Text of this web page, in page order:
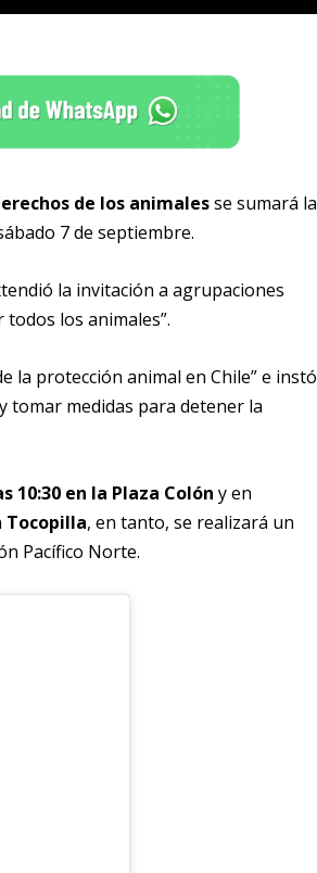
de los animalesse sumará la
7 de septiembre.
la invitación a agrupaciones
los animales”.
la protección animal en Chile” e instó
tomar medidas para detener la
en la Plaza Colón y en
Tocopilla, en tanto, se realizará un
Pacífico Norte.